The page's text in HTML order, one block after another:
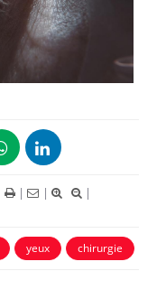
| |
|
yeux chirurgie